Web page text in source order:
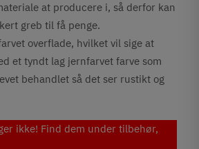
at producere i, så derfor kan
greb til få penge.
overflade, hvilket vil sige at
et tyndt lag jernfarvet farve som
behandlet så det ser rustikt og
ikke! Find dem under tilbehør,